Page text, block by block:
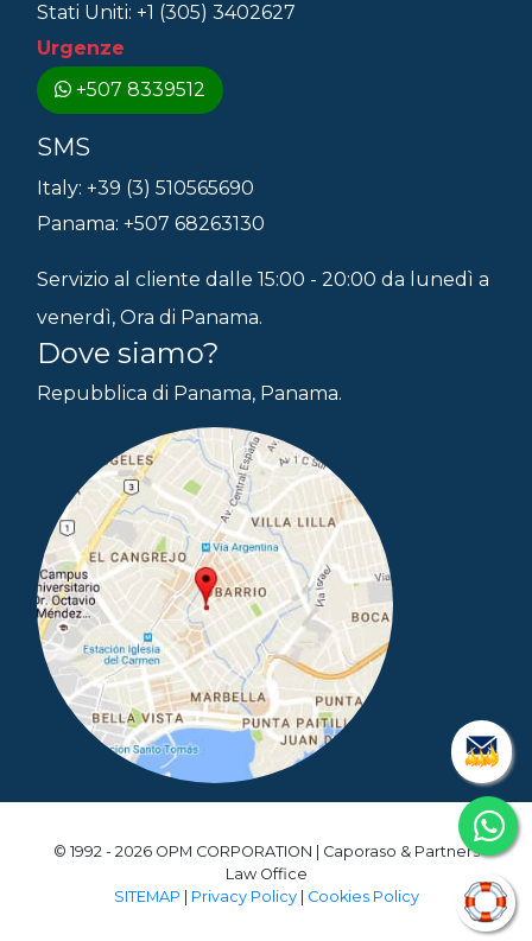
Stati Uniti: +1 (305) 3402627
Urgenze
+507 8339512
SMS
Italy: +39 (3) 510565690
Panama: +507 68263130
Servizio al cliente dalle 15:00 - 20:00 da lunedì a
venerdì, Ora di Panama.
Dove siamo?
Repubblica di Panama, Panama.
© 1992 - 2026 OPM CORPORATION | Caporaso & Partners
Law Office
SITEMAP
Privacy Policy| Cookies Policy